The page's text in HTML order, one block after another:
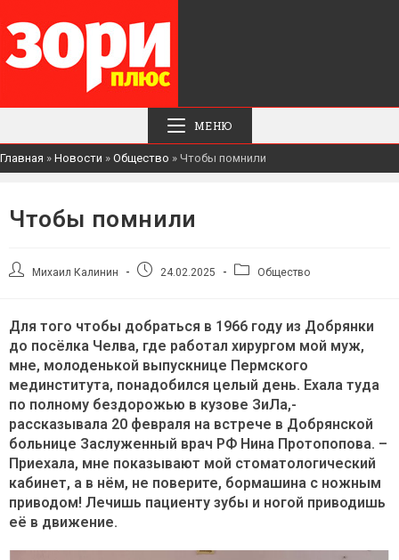
МЕНЮ
Главная » Новости » Общество » Чтобы помнили
Чтобы помнили
АвторМихаил Калинин
Запись24.02.2025
РубрикаОбщество
Для того чтобы добраться в 1966 году из Добрянки
до посёлка Челва, где работал хирургом мой муж,
мне, молоденькой выпускнице Пермского
мединститута, понадобился целый день. Ехала туда
по полному бездорожью в кузове ЗиЛа,-
рассказывала 20 февраля на встрече в Добрянской
больнице Заслуженный врач РФ Нина Протопопова. –
Приехала, мне показывают мой стоматологический
кабинет, а в нём, не поверите, бормашина с ножным
приводом! Лечишь пациенту зубы и ногой приводишь
её в движение.